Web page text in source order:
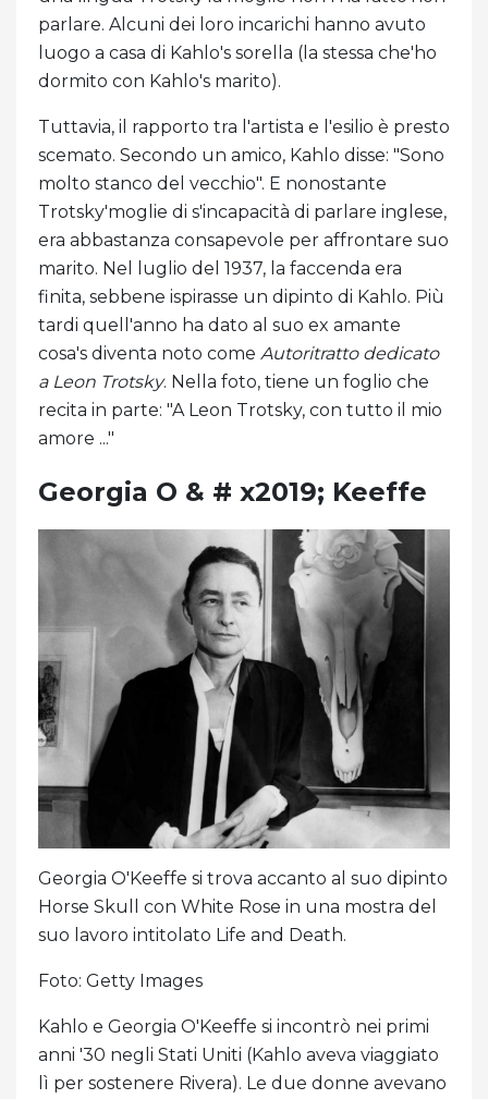
parlare. Alcuni dei loro incarichi hanno avuto
luogo a casa di Kahlo's sorella (la stessa che'ho
dormito con Kahlo's marito).
Tuttavia, il rapporto tra l'artista e l'esilio è presto
scemato. Secondo un amico, Kahlo disse: "Sono
molto stanco del vecchio". E nonostante
Trotsky'moglie di s'incapacità di parlare inglese,
era abbastanza consapevole per affrontare suo
marito. Nel luglio del 1937, la faccenda era
finita, sebbene ispirasse un dipinto di Kahlo. Più
tardi quell'anno ha dato al suo ex amante
cosa's diventa noto come Autoritratto dedicato
a Leon Trotsky. Nella foto, tiene un foglio che
recita in parte: "A Leon Trotsky, con tutto il mio
amore ..."
Georgia O & # x2019; Keeffe
Georgia O'Keeffe si trova accanto al suo dipinto
Horse Skull con White Rose in una mostra del
suo lavoro intitolato Life and Death.
Foto: Getty Images
Kahlo e Georgia O'Keeffe si incontrò nei primi
anni '30 negli Stati Uniti (Kahlo aveva viaggiato
lì per sostenere Rivera). Le due donne avevano